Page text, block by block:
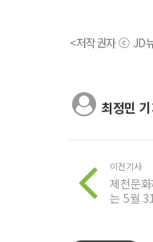
<저작권자 ⓒ JD
최정민
이전기사
제천문
는 5월